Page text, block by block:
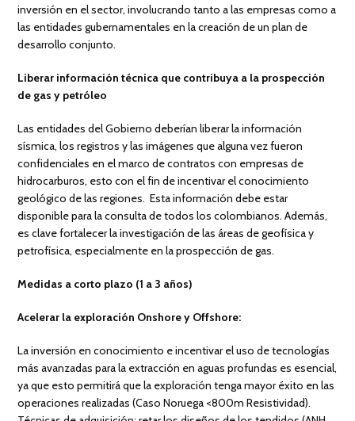
inversión en el sector, involucrando tanto a las empresas como a
las entidades gubernamentales en la creación de un plan de
desarrollo conjunto.
Liberar información técnica que contribuya a la prospección
de gas y petróleo
Las entidades del Gobierno deberían liberar la información
sísmica, los registros y las imágenes que alguna vez fueron
confidenciales en el marco de contratos con empresas de
hidrocarburos, esto con el fin de incentivar el conocimiento
geológico de las regiones. Esta información debe estar
disponible para la consulta de todos los colombianos. Además,
es clave fortalecer la investigación de las áreas de geofísica y
petrofísica, especialmente en la prospección de gas.
Medidas a corto plazo (1 a 3 años)
Acelerar la exploración Onshore y Offshore:
La inversión en conocimiento e incentivar el uso de tecnologías
más avanzadas para la extracción en aguas profundas es esencial,
ya que esto permitirá que la exploración tenga mayor éxito en las
operaciones realizadas (Caso Noruega <800m Resistividad).